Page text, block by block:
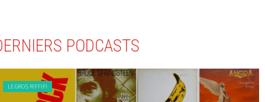
PODCASTS
LE GROS RIFFIFI